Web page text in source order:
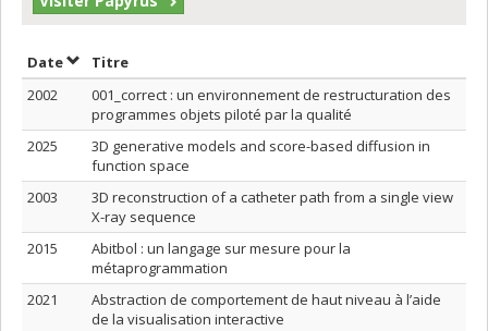
DateTrier par date en ordre croissant
Titre
2002
001_correct : un environnement de restructuration des
programmes objets piloté par la qualité
2025
3D generative models and score-based diffusion in
function space
2003
3D reconstruction of a catheter path from a single view
X-ray sequence
2015
Abitbol : un langage sur mesure pour la
métaprogrammation
2021
Abstraction de comportement de haut niveau à l’aide
de la visualisation interactive